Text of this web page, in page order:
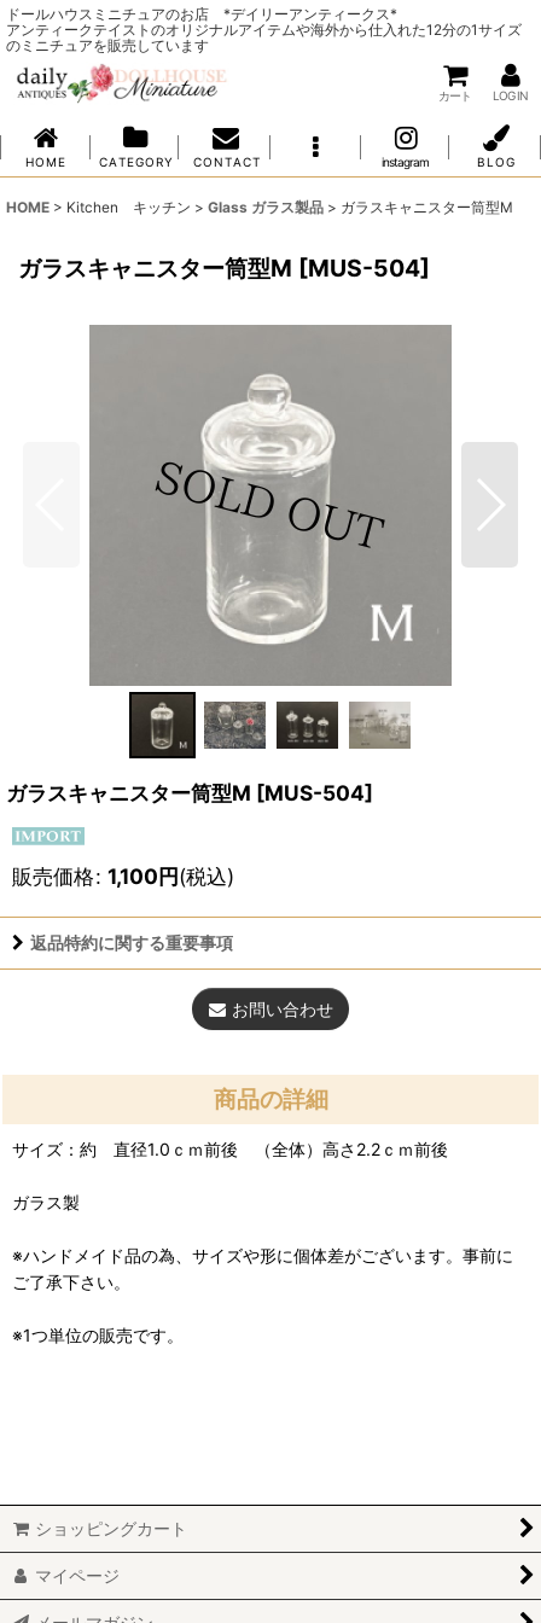
ドールハウスミニチュアのお店 *デイリーアンティークス*
アンティークテイストのオリジナルアイテムや海外から仕入れた12分の1サイズ
のミニチュアを販売しています
カート LOG IN
H O M E C A T E G O R Y C O N T A C T instagram B L O G
HOME > Kitchen キッチン > Glass ガラス製品 > ガラスキャニスター筒型M
ガラスキャニスター筒型M [MUS-504]
ガラスキャニスター筒型M [MUS-504]
販売価格: 1,100円(税込)
返品特約に関する重要事項
お問い合わせ
商品の詳細
サイズ：約 直径1.0ｃｍ前後 （全体）高さ2.2ｃｍ前後
ガラス製
※ハンドメイド品の為、サイズや形に個体差がございます。事前に
ご了承下さい。
※1つ単位の販売です。
ショッピングカート
マイページ